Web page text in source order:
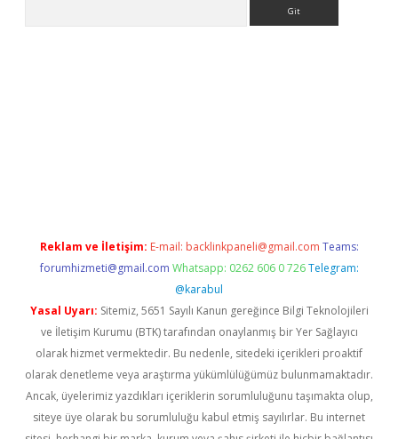
Reklam ve İletişim: E-mail: backlinkpaneli@gmail.com Teams:
forumhizmeti@gmail.com Whatsapp: 0262 606 0 726 Telegram:
@karabul
Yasal Uyarı: Sitemiz, 5651 Sayılı Kanun gereğince Bilgi Teknolojileri
ve İletişim Kurumu (BTK) tarafından onaylanmış bir Yer Sağlayıcı
olarak hizmet vermektedir. Bu nedenle, sitedeki içerikleri proaktif
olarak denetleme veya araştırma yükümlülüğümüz bulunmamaktadır.
Ancak, üyelerimiz yazdıkları içeriklerin sorumluluğunu taşımakta olup,
siteye üye olarak bu sorumluluğu kabul etmiş sayılırlar. Bu internet